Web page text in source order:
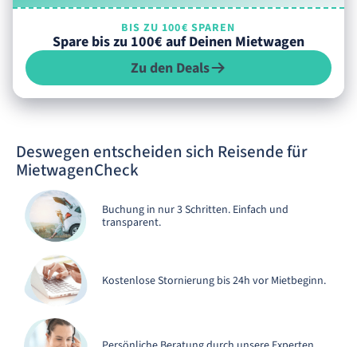
BIS ZU 100€ SPAREN
Spare bis zu 100€ auf Deinen Mietwagen
Zu den Deals
Deswegen entscheiden sich Reisende für
MietwagenCheck
Buchung in nur 3 Schritten. Einfach und
transparent.
Kostenlose Stornierung bis 24h vor Mietbeginn.